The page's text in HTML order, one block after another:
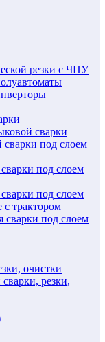
резки с ЧПУ
сварки
сварки под слоем
под слоем
под слоем
трактором
сварки под слоем
очистки
резки,